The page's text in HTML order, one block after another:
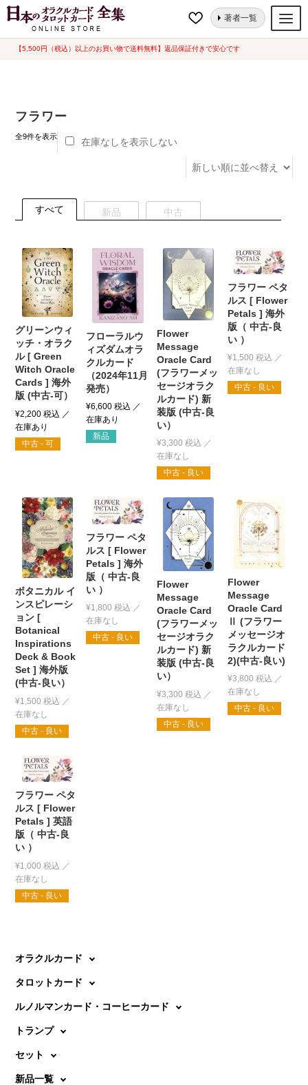
【5,500円（税込）以上のお買い物で送料無料】返品保証付きで安心です
ナ
コ
著者一覧
オラクルカード
ルノルマンカード
トランプ
希少品
書籍
カード関連グッズ
ホーム “フラワー”にタグ付けされた商品
フラワー
全9件を表示新
在庫なしを表示しない
すべて 新品 中古
グリーンウィ
ッチ・オラク
ル [ Green
Witch Oracle
Cards ] 海外
版 (中古-可）
¥2,200 税込
中古 - 可
フローラルウ
ィズダムオラ
クルカード
（2024年11月
発売）
¥6,600 税込
新品
Flower
Message
Oracle Card
(フラワーメッ
セージオラク
ルカード) 新
装版 (中古-良
い）
¥3,300 税込
中古 - 良い
フラワー ペタ
ルス [ Flower
Petals ] 海外
版（ 中古-良
い ）
¥1,500 税込
中古 - 良い
ボタニカル イ
ンスピレーシ
ョン [
Botanical
Inspirations
Deck & Book
Set ] 海外版
(中古-良い）
¥1,500 税込
中古 - 良い
フラワー ペタ
ルス [ Flower
Petals ] 海外
版（ 中古-良
い ）
¥1,800 税込
中古 - 良い
Flower
Message
Oracle Card
(フラワーメッ
セージオラク
ルカード) 新
装版 (中古-良
い）
¥3,300 税込
中古 - 良い
Flower
Message
Oracle Card
Ⅱ (フラワー
メッセージオ
ラクルカード
2)(中古-良い)
¥3,800 税込
中古 - 良い
フラワー ペタ
ルス [ Flower
Petals ] 英語
版（ 中古-良
い ）
¥1,000 税込
中古 - 良い
オラクルカード
タロットカード
ルノルマンカード・コーヒーカード
トランプ
セット
新品一覧